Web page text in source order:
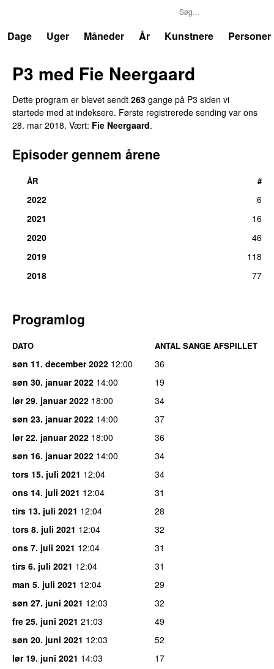
Dage
Uger Måneder År Kunstnere Personer
P3 med Fie Neergaard
Dette program er blevet sendt 263 gange på P3 siden vi
startede med at indeksere. Første registrerede sending var ons
28. mar 2018. Vært: Fie Neergaard.
Episoder gennem årene
ÅR #
2022
6
2021
16
2020
46
2019
118
2018
77
Programlog
DATO ANTAL SANGE AFSPILLET
søn 11. december 2022 12:00
36
søn 30. januar 2022 14:00
19
lør 29. januar 2022 18:00
34
søn 23. januar 2022 14:00
37
lør 22. januar 2022 18:00
36
søn 16. januar 2022 14:00
34
tors 15. juli 2021 12:04
34
ons 14. juli 2021 12:04
31
tirs 13. juli 2021 12:04
28
tors 8. juli 2021 12:04
32
ons 7. juli 2021 12:04
31
tirs 6. juli 2021 12:04
31
man 5. juli 2021 12:04
29
søn 27. juni 2021 12:03
32
fre 25. juni 2021 21:03
49
søn 20. juni 2021 12:03
52
lør 19. juni 2021 14:03
17